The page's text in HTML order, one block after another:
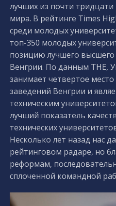
лучших из почти тридцати
мира. В рейтинге Times
среди молодых
топ-350 молодых
позицию лучшего высшего
Венгрии. По данным THE,
занимает четвертое
заведений Венгрии и
техническим
лучший показатель
технических
Несколько лет назад нас
рейтинговом радаре, но
реформам,
сплоченной командной